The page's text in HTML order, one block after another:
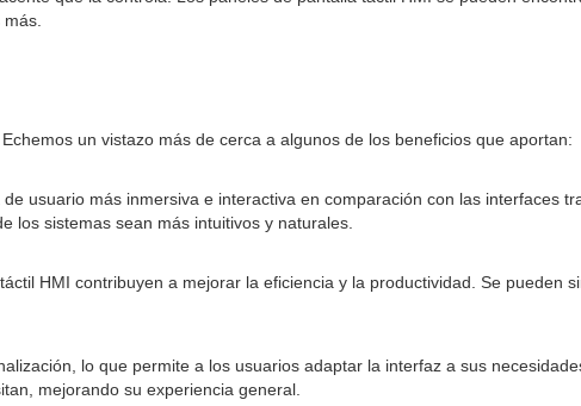
más.
un vistazo más de cerca a algunos de los beneficios que aportan:
usuario más inmersiva e interactiva en comparación con las interfaces
los sistemas sean más intuitivos y naturales.
HMI contribuyen a mejorar la eficiencia y la productividad. Se pueden
lo que permite a los usuarios adaptar la interfaz a sus
mejorando su experiencia general.